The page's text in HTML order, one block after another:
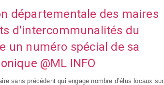
départementale des maires
d'intercommunalités du
un numéro spécial de sa
@ML INFO
sans précédent qui engage nombre d’élus locaux sur